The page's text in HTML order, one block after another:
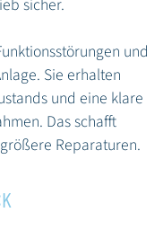
sicher.
und
Sie erhalten
und eine klare
Das schafft
Reparaturen.